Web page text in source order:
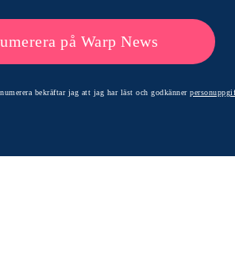
på Warp News
bekräftar jag att jag har läst och godkänner